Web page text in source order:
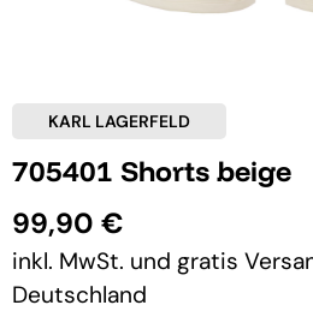
KARL LAGERFELD
705401 Shorts beige
99,90 €
inkl. MwSt. und gratis
Deutschland